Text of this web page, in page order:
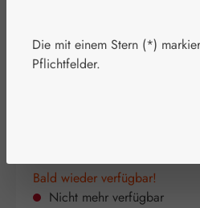
Bald wieder verfügbar!
Nicht mehr verfügbar
Die mit einem Stern (*)
Pflichtfelder.